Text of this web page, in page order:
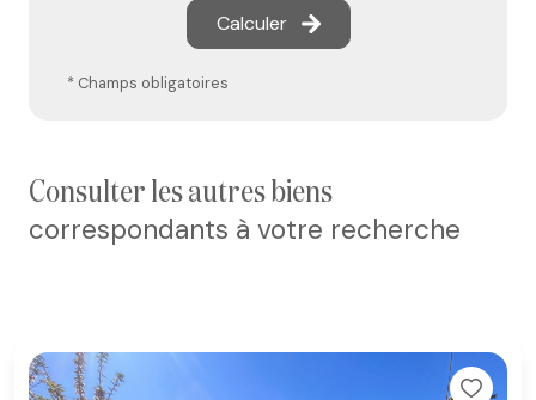
Calculer
* Champs obligatoires
consulter les autres biens
correspondants à votre recherche